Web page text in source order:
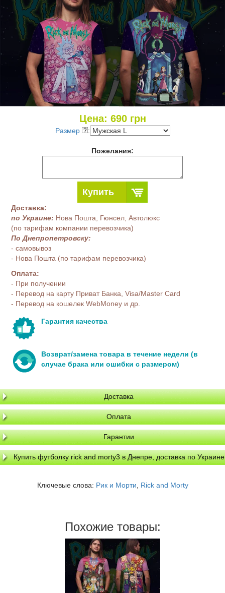
Цена: 690грн
Размер :
Пожелания:
Купить
Доставка:
по Украине: Нова Пошта, Гюнсел, Автолюкс
(по тарифам компании перевозчика)
По Днепропетровску:
- самовывоз
- Нова Пошта (по тарифам перевозчика)
Оплата:
- При получении
- Перевод на карту Приват Банка, Visa/Master Card
- Перевод на кошелек WebMoney и др.
Гарантия качества
Возврат/замена товара в течение недели (в
случае брака или ошибки с размером)
Доставка
Оплата
Гарантии
Купить футболку rick and morty3 в Днепре, доставка по Украине
Ключевые слова: Рик и Морти Rick and Morty
Похожие товары: